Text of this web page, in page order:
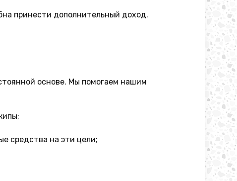
принести дополнительный доход.
основе. Мы помогаем нашим
средства на эти цели;